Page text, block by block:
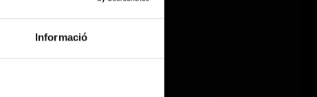
Informació